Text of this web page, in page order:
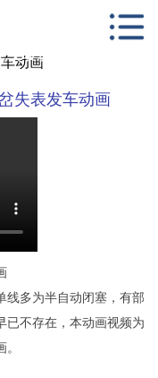
表发车动画
失表发车动画
线多为半自动闭塞，有部
已不存在，本动画视频为